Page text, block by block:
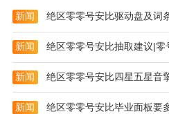
新闻 绝区零零号安比驱动盘及词
新闻 绝区零零号安比抽取建议|零
新闻 绝区零零号安比四星五星音
新闻 绝区零零号安比毕业面板要